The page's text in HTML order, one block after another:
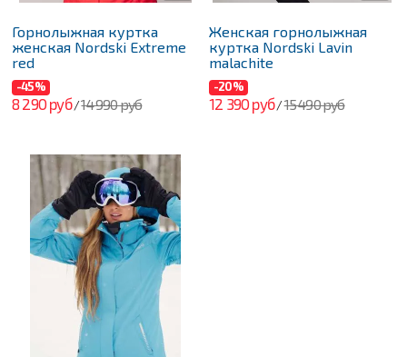
Горнолыжная куртка
женская Nordski Extreme
red
-45%
8 290 руб/14 990 руб
Женская горнолыжная
куртка Nordski Lavin
malachite
-20%
12 390 руб/15 490 руб